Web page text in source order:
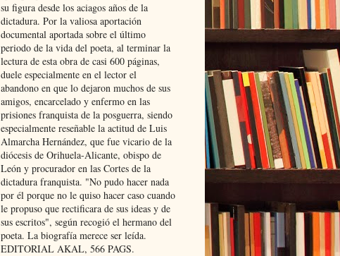
su figura desde los aciagos años de la
dictadura. Por la valiosa aportación
documental aportada sobre el último
periodo de la vida del poeta, al terminar la
lectura de esta obra de casi 600 páginas,
duele especialmente en el lector el
abandono en que lo dejaron muchos de sus
amigos, encarcelado y enfermo en las
prisiones franquista de la posguerra, siendo
especialmente reseñable la actitud de Luis
Almarcha Hernández, que fue vicario de la
diócesis de Orihuela-Alicante, obispo de
León y procurador en las Cortes de la
dictadura franquista. "No pudo hacer nada
por él porque no le quiso hacer caso cuando
le propuso que rectificara de sus ideas y de
sus escritos", según recogió el hermano del
poeta. La biografía merece ser leída.
EDITORIAL AKAL, 566 PAGS.